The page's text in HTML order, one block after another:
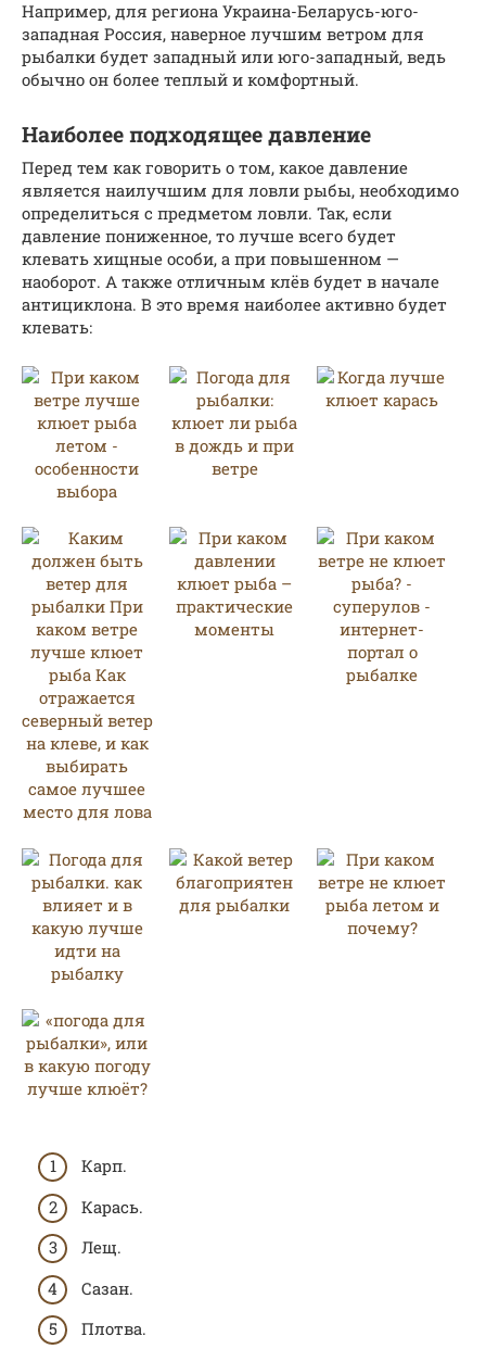
Например, для региона Украина-Беларусь-юго-
западная Россия, наверное лучшим ветром для
рыбалки будет западный или юго-западный, ведь
обычно он более теплый и комфортный.
Наиболее подходящее давление
Перед тем как говорить о том, какое давление
является наилучшим для ловли рыбы, необходимо
определиться с предметом ловли. Так, если
давление пониженное, то лучше всего будет
клевать хищные особи, а при повышенном —
наоборот. А также отличным клёв будет в начале
антициклона. В это время наиболее активно будет
клевать:
Карп.
Карась.
Лещ.
Сазан.
Плотва.